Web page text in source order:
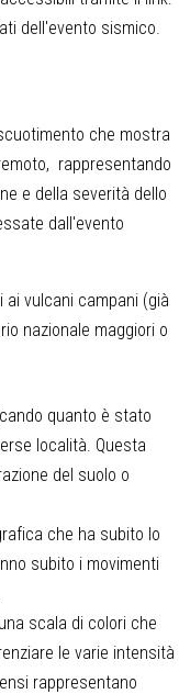
dell'evento sismico.
che mostra
rappresentando
e della severità dello
dall'evento
ai vulcani campani (già
nazionale maggiori o
quanto è stato
località. Questa
del suolo o
che ha subito lo
subito i movimenti
scala di colori che
le varie intensità
rappresentano